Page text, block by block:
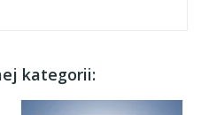
kategorii: